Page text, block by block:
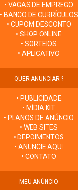
• VAGAS DE EMPREGO
• BANCO DE CURRÍCULOS
• CUPOM DESCONTO
• SHOP ONLINE
• SORTEIOS
• APLICATIVO
QUER ANUNCIAR ?
• PUBLICIDADE
• MÍDIA KIT
• PLANOS DE ANÚNCIO
• WEB SITES
• DEPOIMENTOS
• ANUNCIE AQUI
• CONTATO
MEU ANÚNCIO